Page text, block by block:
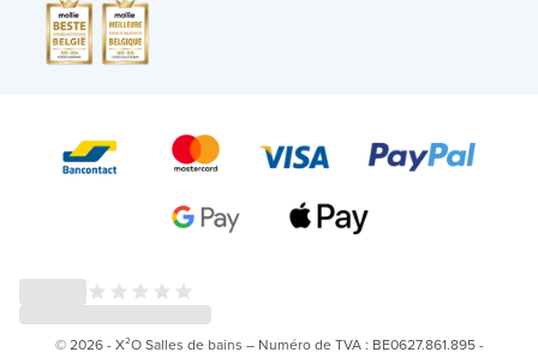
© 2026 - X²O Salles de bains – Numéro de TVA : BE0627.861.895 -